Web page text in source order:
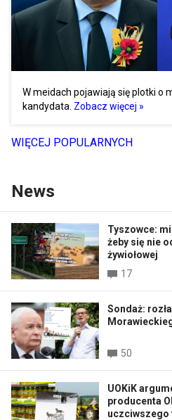
W meidach pojawiają się plotki o
kandydata. Zobacz więcej »
WIĘCEJ POPULARNYCH
News
Tyszowce:
żeby się nie
żywiołowej
17
Sondaż:
50
UOKiK
producenta